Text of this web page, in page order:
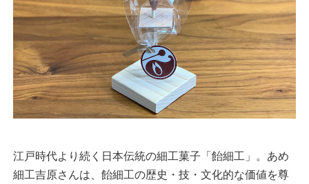
江戸時代より続く日本伝統の細工菓子「飴細工」。あめ
細工吉原さんは、飴細工の歴史・技・文化的な価値を尊